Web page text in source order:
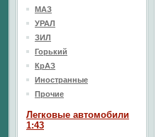
МАЗ
УРАЛ
ЗИЛ
Горький
КрАЗ
Иностранные
Прочие
Легковые автомобили
1:43